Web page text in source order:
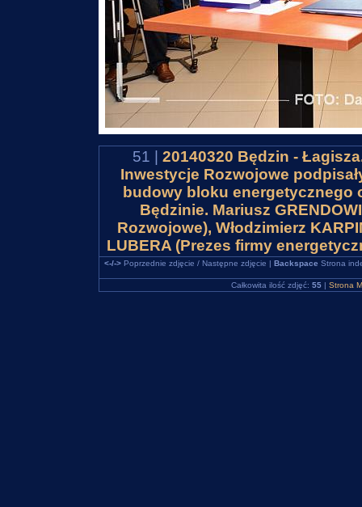
51 | 20140320 Będzin -
Inwestycje Rozwojowe
budowy bloku energetycznego
Będzinie. Mariusz
Rozwojowe), Włodzimierz
LUBERA (Prezes firmy
<-/->Poprzednie zdjęcie / Następne zdjęcie | Backspace Strona
Całkowita ilość zdjęć: 55 | Strona